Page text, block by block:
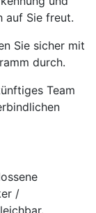
auf Sie freut.
Sie sicher mit
durch.
Team
/